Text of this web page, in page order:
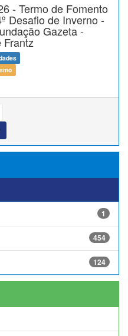
- Termo de Fomento
Desafio de Inverno -
Gazeta -
Frantz
1
454
124